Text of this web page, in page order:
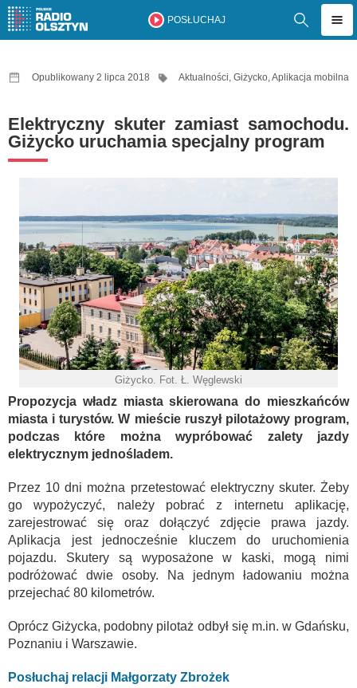
POSŁUCHAJ
Opublikowany 2 lipca 2018 Aktualności, Giżycko,Aplikacja mobilna
Elektryczny skuter zamiast samochodu.
Giżycko uruchamia specjalny program
Giżycko. Fot. Ł. Węglewski
Propozycja władz miasta skierowana do mieszkańców
miasta i turystów. W mieście ruszył pilotażowy program,
podczas które można wypróbować zalety jazdy
elektrycznym jednośladem.
Przez 10 dni można przetestować elektryczny skuter. Żeby
go wypożyczyć, należy pobrać z internetu aplikację,
zarejestrować się oraz dołączyć zdjęcie prawa jazdy.
Aplikacja jest jednocześnie kluczem do uruchomienia
pojazdu. Skutery są wyposażone w kaski, mogą nimi
podróżować dwie osoby. Na jednym ładowaniu można
przejechać 80 kilometrów.
Oprócz Giżycka, podobny pilotaż odbył się m.in. w Gdańsku,
Poznaniu i Warszawie.
Posłuchaj relacji Małgorzaty Zbrożek